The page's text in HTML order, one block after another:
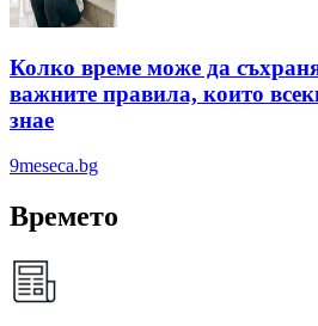
Колко време може да
важните правила, които
знае
9meseca.bg
Времето